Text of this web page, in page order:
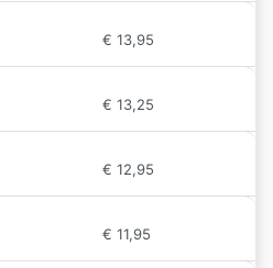
€ 13,95
€ 13,25
€ 12,95
€ 11,95